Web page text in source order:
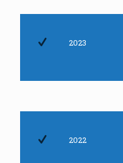
2023
2022